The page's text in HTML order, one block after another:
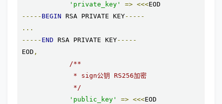
'private_key'
=> <<<
----- BEGIN RSA PRIVATE KEY-----
...
----- END RSA PRIVATE KEY-----
EOD ,
/**
             * sign公钥 RS256加密
             */
'public_key'
=> <<<